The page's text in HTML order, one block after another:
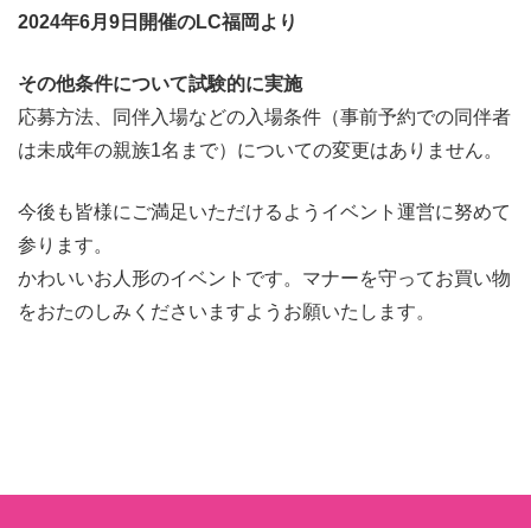
2024年6月9日開催のLC福岡より
その他条件について試験的に実施
応募方法、同伴入場などの入場条件（事前予約での同伴者
は未成年の親族1名まで）についての変更はありません。
今後も皆様にご満足いただけるようイベント運営に努めて
参ります。
かわいいお人形のイベントです。マナーを守ってお買い物
をおたのしみくださいますようお願いたします。